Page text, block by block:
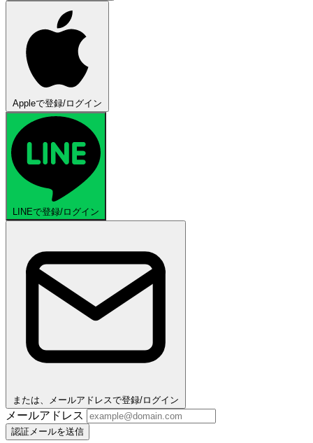
Appleで登録/ログイン
LINEで登録/ログイン
または、メールアドレスで登録/ログイン
メールアドレス
認証メールを送信